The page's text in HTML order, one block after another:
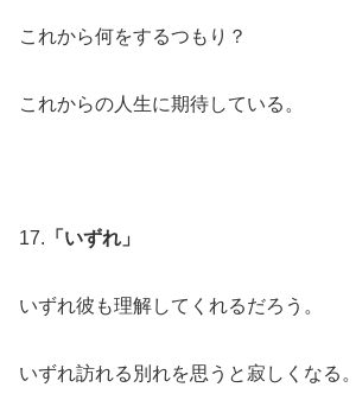
これから何をするつもり？
これからの人生に期待している。
17. 「いずれ」
いずれ彼も理解してくれるだろう。
いずれ訪れる別れを思うと寂しくなる。